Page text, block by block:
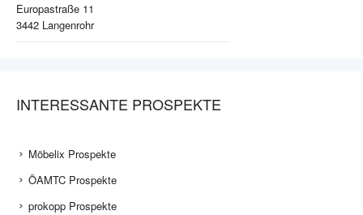
Europastraße 11
3442 Langenrohr
INTERESSANTE PROSPEKTE
Möbelix Prospekte
ÖAMTC Prospekte
prokopp Prospekte